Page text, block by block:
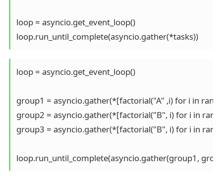
loop = asyncio.get_event_loop()
loop.run_until_complete(asyncio.gather(*tasks))
loop = asyncio.get_event_loop()
group1 = asyncio.gather(*[factorial("A" ,i) for i in
group2 = asyncio.gather(*[factorial("B", i) for i in
group3 = asyncio.gather(*[factorial("B", i) for i in
loop.run_until_complete(asyncio.gather(group1,